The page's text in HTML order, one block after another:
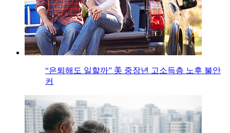
“은퇴해도 일할까” 美 중장년 고소득층 노후 불안
커